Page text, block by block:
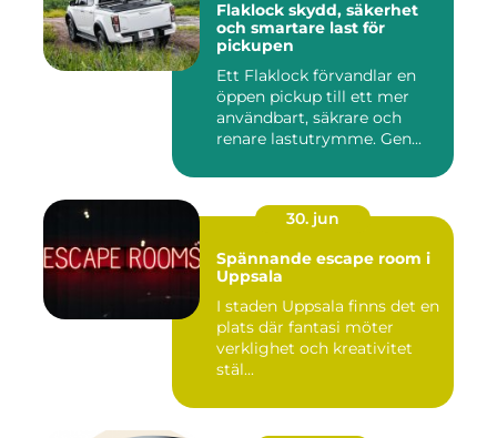
Flaklock skydd, säkerhet
och smartare last för
pickupen
Ett Flaklock förvandlar en
öppen pickup till ett mer
användbart, säkrare och
renare lastutrymme. Gen...
30. jun
Spännande escape room i
Uppsala
I staden Uppsala finns det en
plats där fantasi möter
verklighet och kreativitet
stäl...